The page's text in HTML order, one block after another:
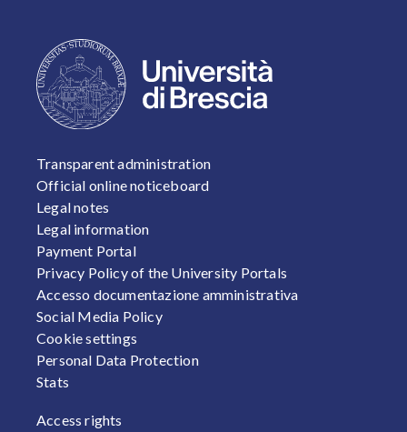
FOOTER 1
Transparent administration
Official online noticeboard
Legal notes
Legal information
Payment Portal
Privacy Policy of the University Portals
Accesso documentazione amministrativa
Social Media Policy
Cookie settings
Personal Data Protection
Stats
FOOTER 2
Access rights